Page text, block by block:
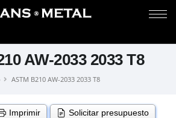
AW-2033 2033 T8
ASTM B210 AW-2033 2033 T8
Imprimir Solicitar presupuesto